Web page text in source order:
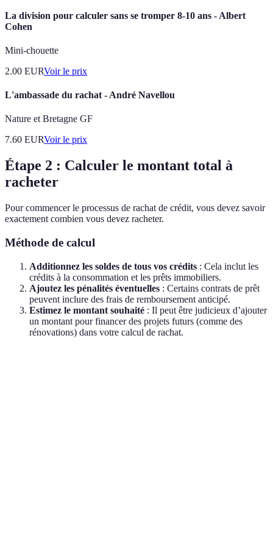
La division pour calculer sans se tromper 8-10 ans - Albert
Cohen
Mini-chouette
2.00 EURVoir le prix
L'ambassade du rachat - André Navellou
Nature et Bretagne GF
7.60 EURVoir le prix
Étape 2 : Calculer le montant total à
racheter
Pour commencer le processus de rachat de crédit, vous devez savoir
exactement combien vous devez racheter.
Méthode de calcul
Additionnez les soldes de tous vos crédits : Cela inclut les
crédits à la consommation et les prêts immobiliers.
Ajoutez les pénalités éventuelles : Certains contrats de prêt
peuvent inclure des frais de remboursement anticipé.
Estimez le montant souhaité : Il peut être judicieux d’ajouter
un montant pour financer des projets futurs (comme des
rénovations) dans votre calcul de rachat.